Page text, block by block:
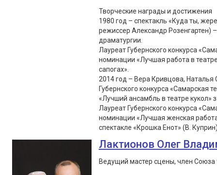
Творческие награды и достижения
1980 год – спектакль «Куда ты,
режиссер Александр Розенгартен)
драматургии.
Лауреат Губернского конкурса
номинации «Лучшая работа в
сапогах».
2014 год – Вера Кривцова,
Губернского конкурса «Самарская
«Лучший ансамбль в театре кукол»
Лауреат Губернского конкурса
номинации «Лучшая женская
спектакле «Крошка Енот» (В.
Лактионов Олег
Ведущий мастер сцены, член Союза